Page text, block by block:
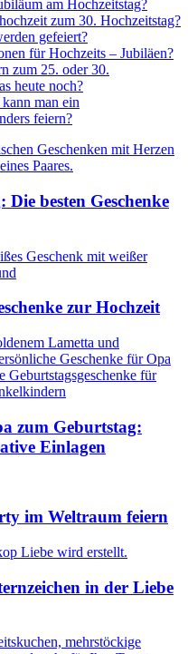
am Hochzeitstag?
zum 30. Hochzeitstag?
gefeiert?
für Hochzeits – Jubiläen?
zum 25. oder 30.
heute noch?
man ein
feiern?
Die besten Geschenke
zur Hochzeit
zum Geburtstag:
Einlagen
im Weltraum feiern
in der Liebe